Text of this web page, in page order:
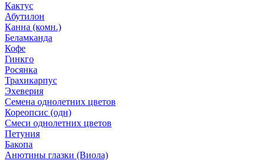
Кактус
Абутилон
Канна (комн.)
Беламканда
Кофе
Гинкго
Росянка
Трахикарпус
Эхеверия
Семена однолетних цветов
Кореопсис (одн)
Смеси однолетних цветов
Петуния
Бакопа
Анютины глазки (Виола)